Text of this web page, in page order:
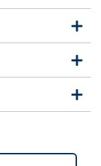
打
开
关
闭
打
开
关
闭
打
开
关
闭